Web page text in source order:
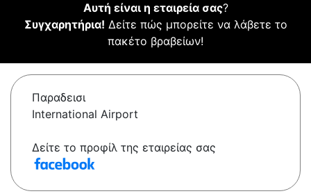
Αυτή είναι η εταιρεία σας?
Συγχαρητήρια! Δείτε πώς μπορείτε να λάβετε το
πακέτο βραβείων!
Παραδεισι
International Airport
Δείτε το προφίλ της εταιρείας σας